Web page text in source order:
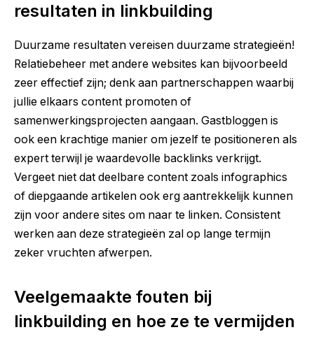
resultaten in linkbuilding
Duurzame resultaten vereisen duurzame strategieën!
Relatiebeheer met andere websites kan bijvoorbeeld
zeer effectief zijn; denk aan partnerschappen waarbij
jullie elkaars content promoten of
samenwerkingsprojecten aangaan. Gastbloggen is
ook een krachtige manier om jezelf te positioneren als
expert terwijl je waardevolle backlinks verkrijgt.
Vergeet niet dat deelbare content zoals infographics
of diepgaande artikelen ook erg aantrekkelijk kunnen
zijn voor andere sites om naar te linken. Consistent
werken aan deze strategieën zal op lange termijn
zeker vruchten afwerpen.
Veelgemaakte fouten bij
linkbuilding en hoe ze te vermijden